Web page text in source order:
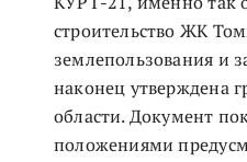
строительство ЖК
землепользования и
наконец утверждена
области. Документ
положениями